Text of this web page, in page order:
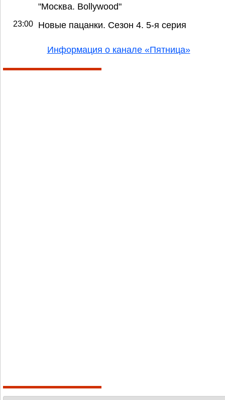
"Москва. Bollywood"
23:00 Новые пацанки. Сезон 4. 5-я серия
Информация о канале «Пятница»